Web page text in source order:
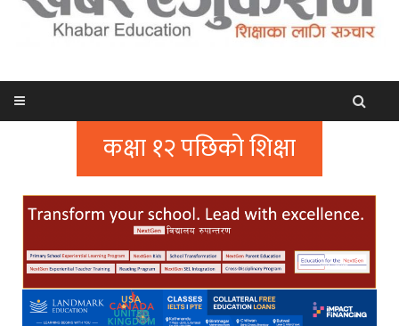
कक्षा १२ पछिको शिक्षा